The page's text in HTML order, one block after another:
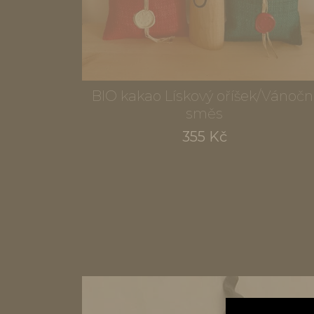
BIO kakao Lískový oříšek/
směs
355 Kč